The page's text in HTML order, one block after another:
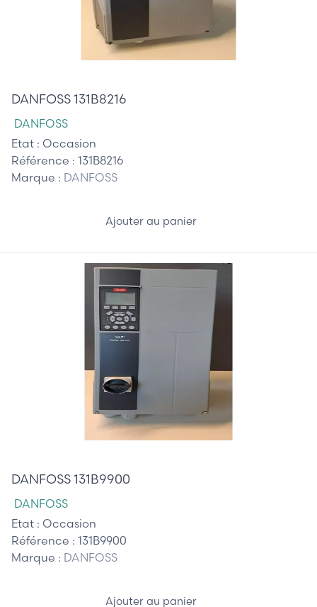
DANFOSS 131B8216
DANFOSS
Etat : Occasion
Référence : 131B8216
Marque : DANFOSS
Ajouter au panier
DANFOSS 131B9900
DANFOSS
Etat : Occasion
Référence : 131B9900
Marque : DANFOSS
Ajouter au panier